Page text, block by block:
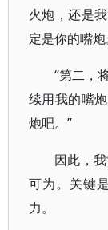
火炮，还是
定是你的嘴炮
“第二，
续用我的嘴
炮吧。”
因此，
可为。关键
力。